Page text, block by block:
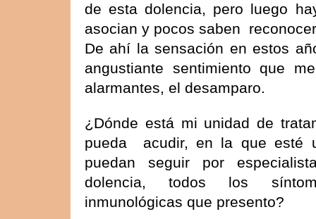
de esta dolencia, pero luego
asocian y pocos saben
De ahí la sensación en estos
angustiante sentimiento que
alarmantes, el desamparo.
¿Dónde está mi unidad de
pueda
acudir, en la que esté
puedan seguir por
dolencia, todos los
inmunológicas que presento?